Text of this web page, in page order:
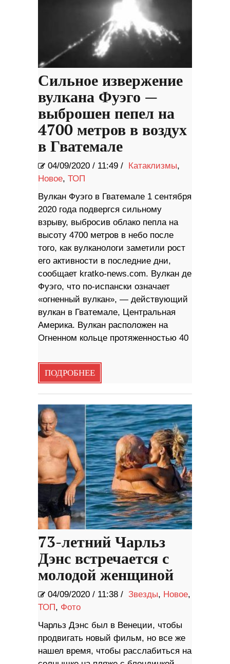
Сильное извержение
вулкана Фуэго —
выброшен пепел на
4700 метров в воздух
в Гватемале
04/09/2020 / 11:49 / Катаклизмы,
Новое, ТОП
Вулкан Фуэго в Гватемале 1 сентября
2020 года подвергся сильному
взрыву, выбросив облако пепла на
высоту 4700 метров в небо после
того, как вулканологи заметили рост
его активности в последние дни,
сообщает kratko-news.com. Вулкан де
Фуэго, что по-испански означает
«огненный вулкан», — действующий
вулкан в Гватемале, Центральная
Америка. Вулкан расположен на
Огненном кольце протяженностью 40
ПОДРОБНЕЕ
73-летний Чарльз
Дэнс встречается с
молодой женщиной
04/09/2020 / 11:38 / Звезды, Новое,
ТОП, Фото
Чарльз Дэнс был в Венеции, чтобы
продвигать новый фильм, но все же
нашел время, чтобы расслабиться на